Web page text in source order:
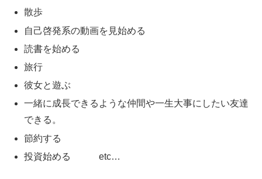
散歩
自己啓発系の動画を見始める
読書を始める
旅行
彼女と遊ぶ
一緒に成長できるような仲間や一生大事にしたい友達
できる。
節約する
投資始める etc…